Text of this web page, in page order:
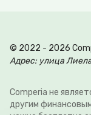
© 2022 - 2026
Адрес: улица
Comperia не
другим